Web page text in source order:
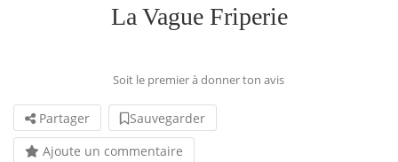
La Vague Friperie
Soit le premier à donner ton avis
Partager
Sauvegarder
Ajoute un commentaire